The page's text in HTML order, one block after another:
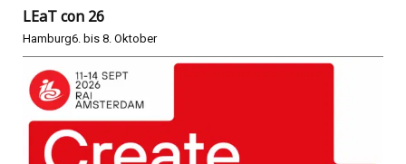
LEaT con 26
Hamburg6. bis 8. Oktober